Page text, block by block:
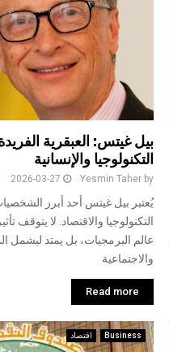
بيل غيتس: العبقرية
التكنولوجيا والإنسانية
by
Yesmin Taher
2026-03-27
يُعتبر بيل غيتس أحد أبرز
التكنولوجيا والاقتصاد. لا يتوقف
عالم البرمجيات، بل يمتد ليشمل
والاجتماعية
Read more
Business اقتصاد